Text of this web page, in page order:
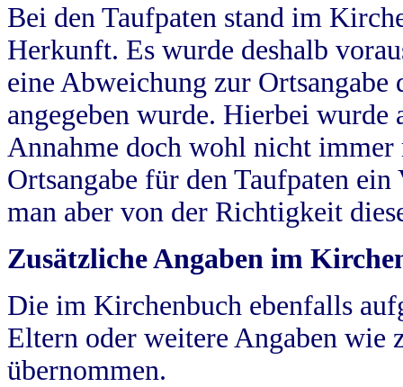
Bei den Taufpaten stand im
Herkunft. Es wurde deshalb
eine Abweichung zur
angegeben wurde. Hierbei wurde
Annahme doch wohl nicht
Ortsangabe für den Taufpaten
man aber von der Richtigkeit
Zusätzliche Angaben im
Die im Kirchenbuch ebenfalls
Eltern oder weitere Angaben wie
übernommen.